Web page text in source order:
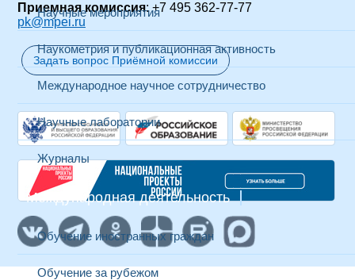
Научные мероприятия
Наукометрия и публикационная активность
Международное научное сотрудничество
Научные лаборатории
Журналы
Международная деятельность
Обучение иностранных граждан
Обучение за рубежом
Приемная комиссия: +7 495 362-77-77
pk@mpei.ru
Задать вопрос Приёмной комиссии